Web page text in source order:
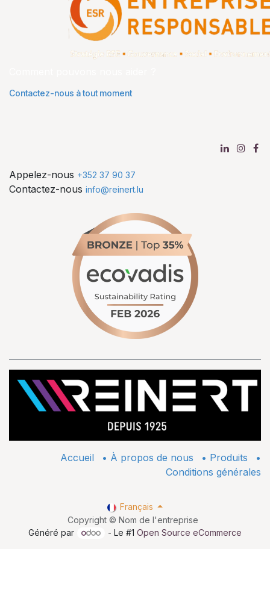
Contactez-nous à tout moment
Appelez-nous +352 37 90 37
Contactez-nous info@reinert.lu
Accueil • À propos de nous • ​Produits
•
Conditions générales
Copyright © Nom de l'entreprise
Français
Généré par - Le #1Open Source eCommerce